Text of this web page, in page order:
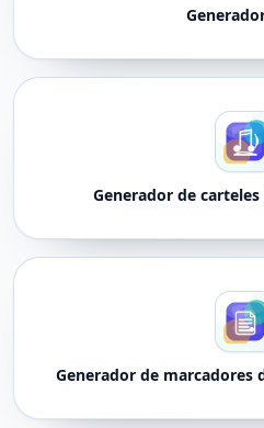
Generador de
Generador de